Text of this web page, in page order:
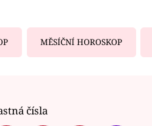
MĚSÍČNÍ HOROSKOP
čísla